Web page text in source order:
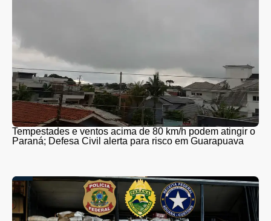
Tempestades e ventos acima de 80 km/h podem atingir o
Paraná; Defesa Civil alerta para risco em Guarapuava